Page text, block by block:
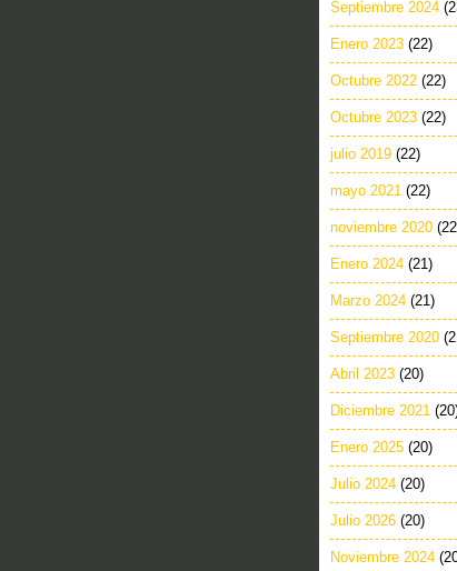
Septiembre 2024
Enero 2023 (22)
Octubre 2022 (22)
Octubre 2023 (22)
julio 2019 (22)
mayo 2021 (22)
noviembre 2020
Enero 2024 (21)
Marzo 2024 (21)
Septiembre 2020
Abril 2023 (20)
Diciembre 2021
Enero 2025 (20)
Julio 2024 (20)
Julio 2026 (20)
Noviembre 2024